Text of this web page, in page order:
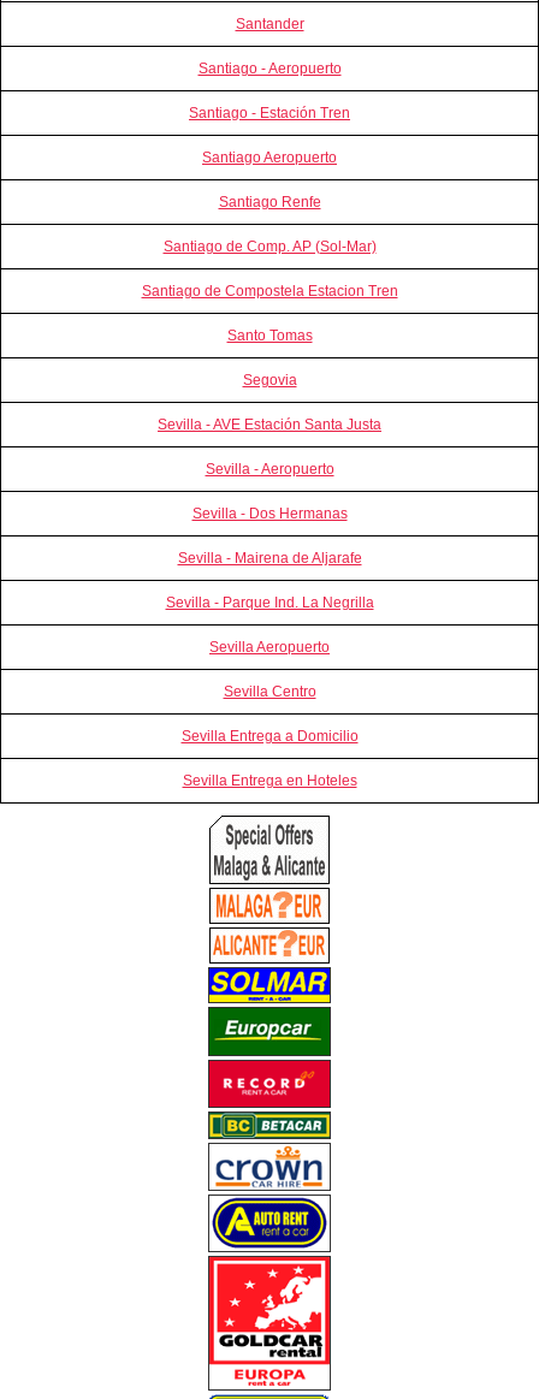
Santander
Santiago - Aeropuerto
Santiago - Estación Tren
Santiago Aeropuerto
Santiago Renfe
Santiago de Comp. AP (Sol-Mar)
Santiago de Compostela Estacion Tren
Santo Tomas
Segovia
Sevilla - AVE Estación Santa Justa
Sevilla - Aeropuerto
Sevilla - Dos Hermanas
Sevilla - Mairena de Aljarafe
Sevilla - Parque Ind. La Negrilla
Sevilla Aeropuerto
Sevilla Centro
Sevilla Entrega a Domicilio
Sevilla Entrega en Hoteles